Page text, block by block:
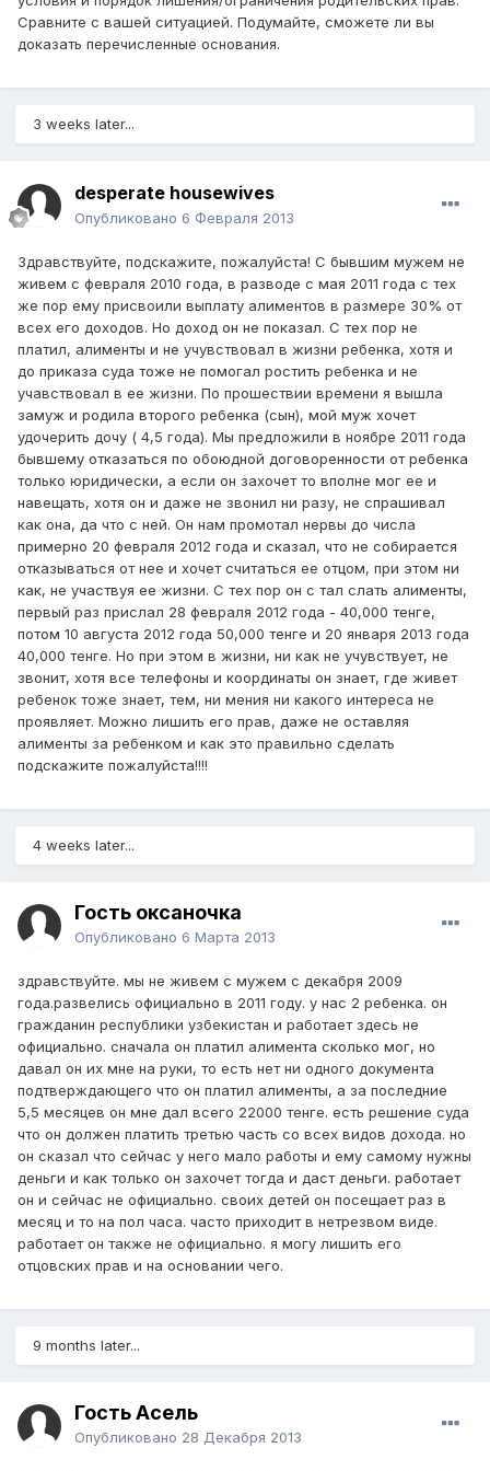
Сравните с вашей ситуацией. Подумайте, сможете ли вы
доказать перечисленные основания.
3 weeks later...
desperate housewives
Опубликовано 6 Февраля 2013
Здравствуйте, подскажите, пожалуйста! С бывшим мужем не
живем с февраля 2010 года, в разводе с мая 2011 года с тех
же пор ему присвоили выплату алиментов в размере 30% от
всех его доходов. Но доход он не показал. С тех пор не
платил, алименты и не учувствовал в жизни ребенка, хотя и
до приказа суда тоже не помогал ростить ребенка и не
учавствовал в ее жизни. По прошествии времени я вышла
замуж и родила второго ребенка (сын), мой муж хочет
удочерить дочу ( 4,5 года). Мы предложили в ноябре 2011 года
бывшему отказаться по обоюдной договоренности от ребенка
только юридически, а если он захочет то вполне мог ее и
навещать, хотя он и даже не звонил ни разу, не спрашивал
как она, да что с ней. Он нам промотал нервы до числа
примерно 20 февраля 2012 года и сказал, что не собирается
отказываться от нее и хочет считаться ее отцом, при этом ни
как, не участвуя ее жизни. С тех пор он с тал слать алименты,
первый раз прислал 28 февраля 2012 года - 40,000 тенге,
потом 10 августа 2012 года 50,000 тенге и 20 января 2013 года
40,000 тенге. Но при этом в жизни, ни как не учувствует, не
звонит, хотя все телефоны и координаты он знает, где живет
ребенок тоже знает, тем, ни мения ни какого интереса не
проявляет. Можно лишить его прав, даже не оставляя
алименты за ребенком и как это правильно сделать
подскажите пожалуйста!!!!
4 weeks later...
Гость оксаночка
Опубликовано 6 Марта 2013
здравствуйте. мы не живем с мужем с декабря 2009
года.развелись официально в 2011 году. у нас 2 ребенка. он
гражданин республики узбекистан и работает здесь не
официально. сначала он платил алимента сколько мог, но
давал он их мне на руки, то есть нет ни одного документа
подтверждающего что он платил алименты, а за последние
5,5 месяцев он мне дал всего 22000 тенге. есть решение суда
что он должен платить третью часть со всех видов дохода. но
он сказал что сейчас у него мало работы и ему самому нужны
деньги и как только он захочет тогда и даст деньги. работает
он и сейчас не официально. своих детей он посещает раз в
месяц и то на пол часа. часто приходит в нетрезвом виде.
работает он также не официально. я могу лишить его
отцовских прав и на основании чего.
9 months later...
Гость Асель
Опубликовано 28 Декабря 2013